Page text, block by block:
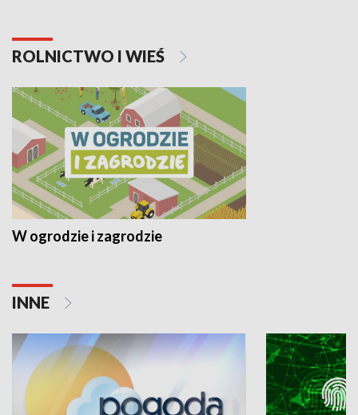
ROLNICTWO I WIEŚ
W ogrodzie i zagrodzie
INNE